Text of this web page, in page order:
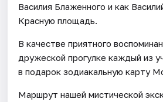
Василия Блаженного и как
Красную площадь.
В качестве приятного
дружеской прогулке каждый из
в подарок зодиакальную карту
Маршрут нашей мистической